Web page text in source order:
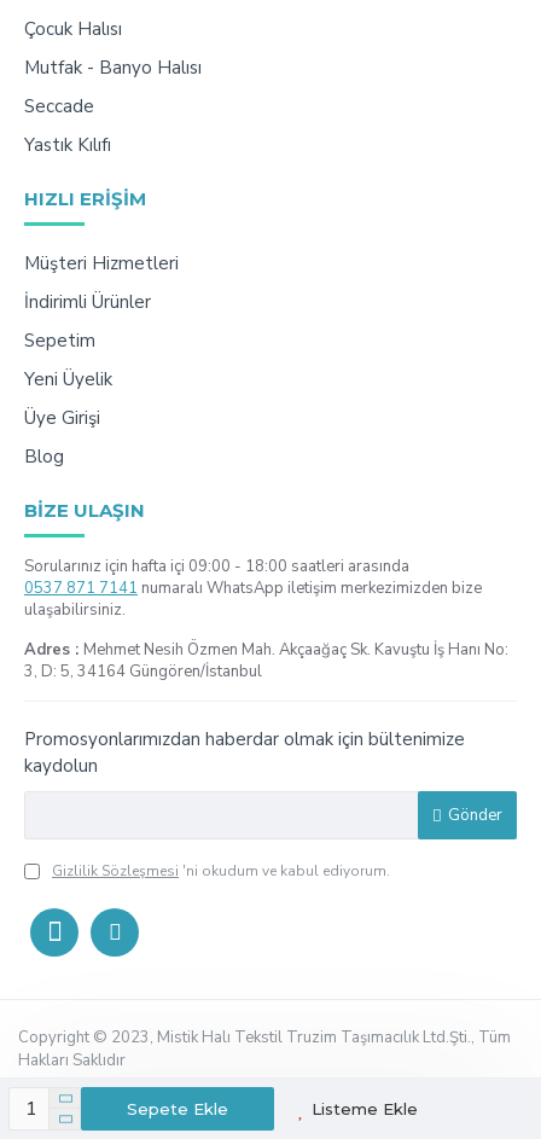
Sepete Ekle Listeme Ekle
Çocuk Halısı
Mutfak - Banyo Halısı
Seccade
Yastık Kılıfı
HIZLI ERIŞIM
Müşteri Hizmetleri
İndirimli Ürünler
Sepetim
Yeni Üyelik
Üye Girişi
Blog
BIZE ULAŞIN
Sorularınız için hafta içi 09:00 - 18:00 saatleri arasında
0537 871 7141 numaralı WhatsApp iletişim merkezimizden bize
ulaşabilirsiniz.
Adres : Mehmet Nesih Özmen Mah. Akçaağaç Sk. Kavuştu İş Hanı No:
3, D: 5, 34164 Güngören/İstanbul
Promosyonlarımızdan haberdar olmak için bültenimize
kaydolun
Gönder
Gizlilik Sözleşmesi 'ni okudum ve kabul ediyorum.
Copyright © 2023, Mistik Halı Tekstil Truzim Taşımacılık Ltd.Şti., Tüm
Hakları Saklıdır